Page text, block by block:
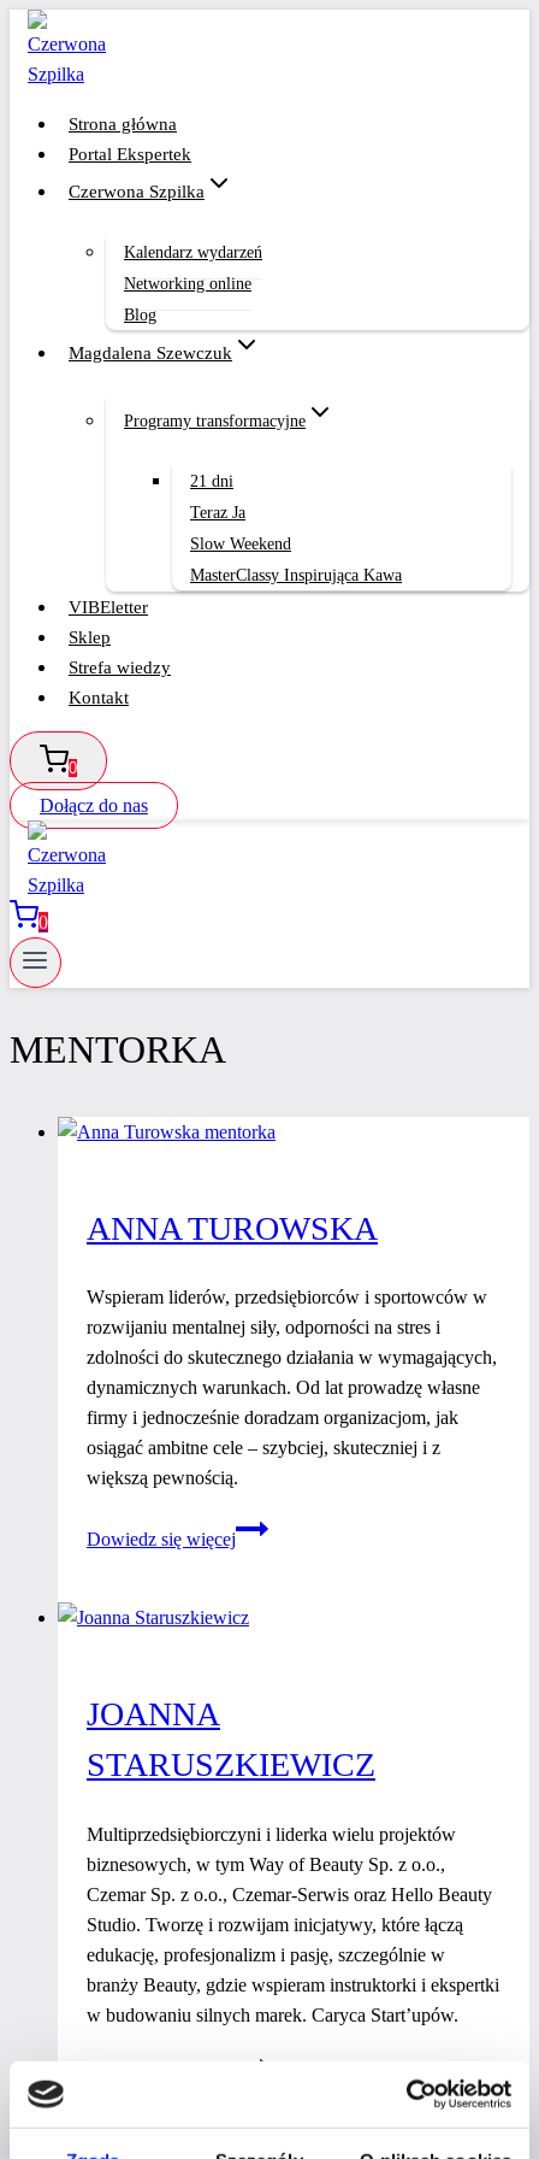
Przejdź
treści
Strona główna
Portal Ekspertek
Czerwona Szpilka
Kalendarz wydarzeń
Networking online
Blog
Magdalena Szewczuk
Programy transformacyjne
21 dni
Teraz Ja
Slow Weekend
MasterClassy Inspirująca Kawa
VIBEletter
Sklep
Strefa wiedzy
Kontakt
0
Dołącz do nas
0
MENTORKA
ANNA TUROWSKA
Wspieram liderów, przedsiębiorców i sportowców w
rozwijaniu mentalnej siły, odporności na stres i
zdolności do skutecznego działania w wymagających,
dynamicznych warunkach. Od lat prowadzę własne
firmy i jednocześnie doradzam organizacjom, jak
osiągać ambitne cele – szybciej, skuteczniej i z
większą pewnością.
Dowiedz się więcej
Anna
JOANNA
STARUSZKIEWICZ
Multiprzedsiębiorczyni i liderka wielu projektów
biznesowych, w tym Way of Beauty Sp. z o.o.,
Czemar Sp. z o.o., Czemar-Serwis oraz Hello Beauty
Studio. Tworzę i rozwijam inicjatywy, które łączą
edukację, profesjonalizm i pasję, szczególnie w
branży Beauty, gdzie wspieram instruktorki i ekspertki
w budowaniu silnych marek. Caryca Start’upów.
Joanna